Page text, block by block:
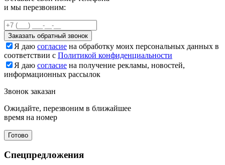
и мы перезвоним:
Заказать обратный звонок
Я даю согласие на обработку моих персональных данных в
соответствии с Политикой конфиденциальности
Я даю согласие на получение рекламы, новостей,
информационных рассылок
Звонок заказан
Ожидайте, перезвоним в ближайшее
время на номер
Готово
Спецпредложения